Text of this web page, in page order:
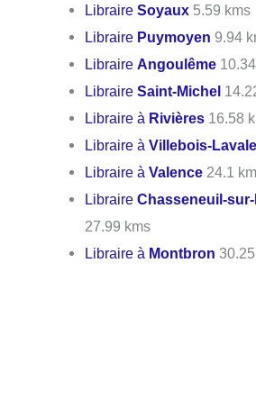
LibraireSoyaux 5.59 kms
Libraire Puymoyen 9.94
Libraire Angoulême
LibraireSaint-Michel
Libraire à Rivières 16.58
Libraire àVillebois-
Libraire àValence 24.1
LibraireChasseneuil-
27.99 kms
Libraire à Montbron